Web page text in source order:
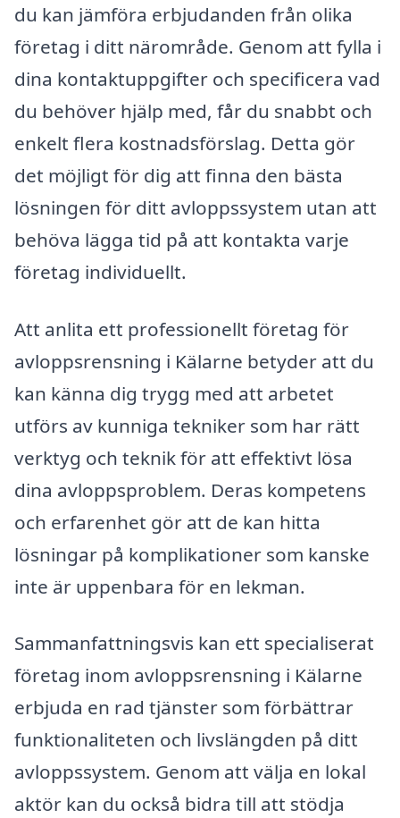
du kan jämföra erbjudanden från olika
företag i ditt närområde. Genom att fylla i
dina kontaktuppgifter och specificera vad
du behöver hjälp med, får du snabbt och
enkelt flera kostnadsförslag. Detta gör
det möjligt för dig att finna den bästa
lösningen för ditt avloppssystem utan att
behöva lägga tid på att kontakta varje
företag individuellt.
Att anlita ett professionellt företag för
avloppsrensning i Kälarne betyder att du
kan känna dig trygg med att arbetet
utförs av kunniga tekniker som har rätt
verktyg och teknik för att effektivt lösa
dina avloppsproblem. Deras kompetens
och erfarenhet gör att de kan hitta
lösningar på komplikationer som kanske
inte är uppenbara för en lekman.
Sammanfattningsvis kan ett specialiserat
företag inom avloppsrensning i Kälarne
erbjuda en rad tjänster som förbättrar
funktionaliteten och livslängden på ditt
avloppssystem. Genom att välja en lokal
aktör kan du också bidra till att stödja